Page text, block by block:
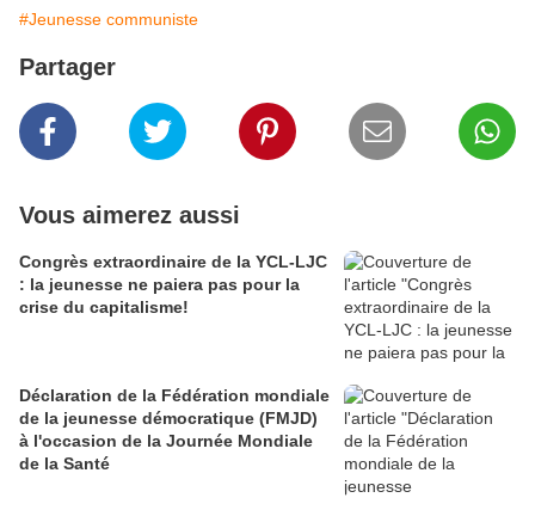
#Jeunesse communiste
Partager
Vous aimerez aussi
Congrès extraordinaire de la YCL-LJC
: la jeunesse ne paiera pas pour la
crise du capitalisme!
Déclaration de la Fédération mondiale
de la jeunesse démocratique (FMJD)
à l'occasion de la Journée Mondiale
de la Santé